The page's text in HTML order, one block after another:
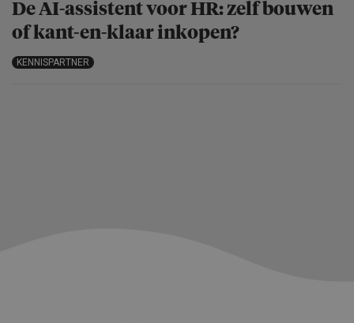
De AI-assistent voor HR: zelf bouwen
of kant-en-klaar inkopen?
KENNISPARTNER